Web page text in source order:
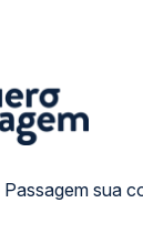
Passagem sua